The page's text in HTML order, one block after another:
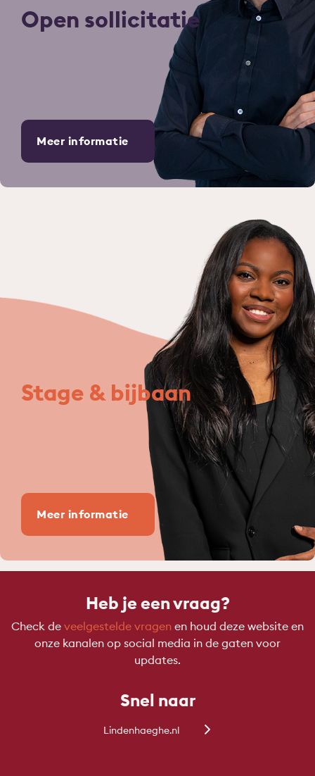
Open sollicitatie
Meer informatie
Stage & bijbaan
Meer informatie
Heb je een vraag?
Check de veelgestelde vragen en houd deze website en
onze kanalen op social media in de gaten voor
updates.
Snel naar
Lindenhaeghe.nl